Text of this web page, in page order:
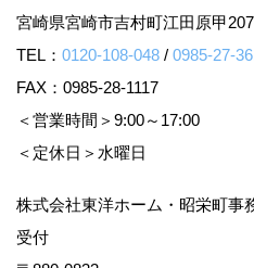
宮崎県宮崎市吉村町江田原甲
TEL： 0120-108-048 / 0985-27-
FAX：0985-28-1117
＜営業時間＞9:00～17:00
＜定休日＞水曜日
株式会社東洋ホーム・昭栄町事
受付